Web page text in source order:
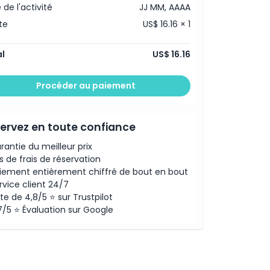
de l'activité
JJ MM, AAAA
US$ 16.16 × 1
US$ 16.16
Procéder au paiement
en toute confiance
du meilleur prix
de frais de réservation
entièrement chiffré de bout en bout
client 24/7
de 4,8/5 ⭐ sur Trustpilot
5 ⭐ Évaluation sur Google